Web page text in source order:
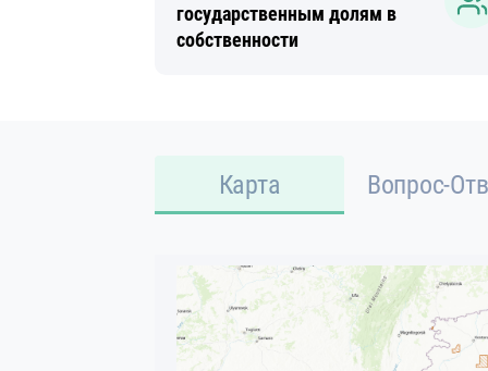
государственным долям в
собственности
Карта Вопрос-